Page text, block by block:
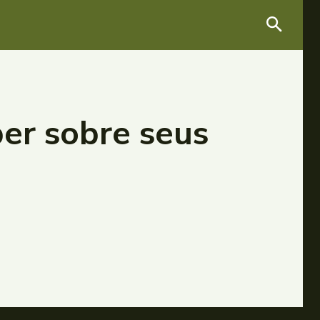
sobre seus